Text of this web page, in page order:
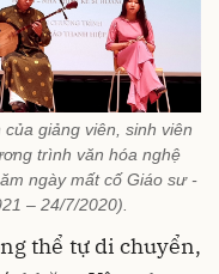
giảng viên, sinh viên
trình văn hóa nghệ
ngày mất cố Giáo sư -
– 24/7/2020).
thể tự di chuyển,